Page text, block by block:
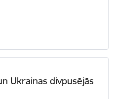
Ukrainas divpusējās